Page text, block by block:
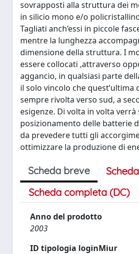
sovrapposti alla struttura dei
in silicio mono e/o
Tagliati anch’essi in piccole
mentre la lunghezza
dimensione della struttura. I
essere collocati ,attraverso
aggancio, in qualsiasi parte
il solo vincolo che quest’ultima
sempre rivolta verso sud, a
esigenze. Di volta in volta
posizionamento delle batterie
da prevedere tutti gli
ottimizzare la produzione di
Scheda breve
Scheda completa (DC)
Anno del prodotto
2003
ID tipologia loginMiur